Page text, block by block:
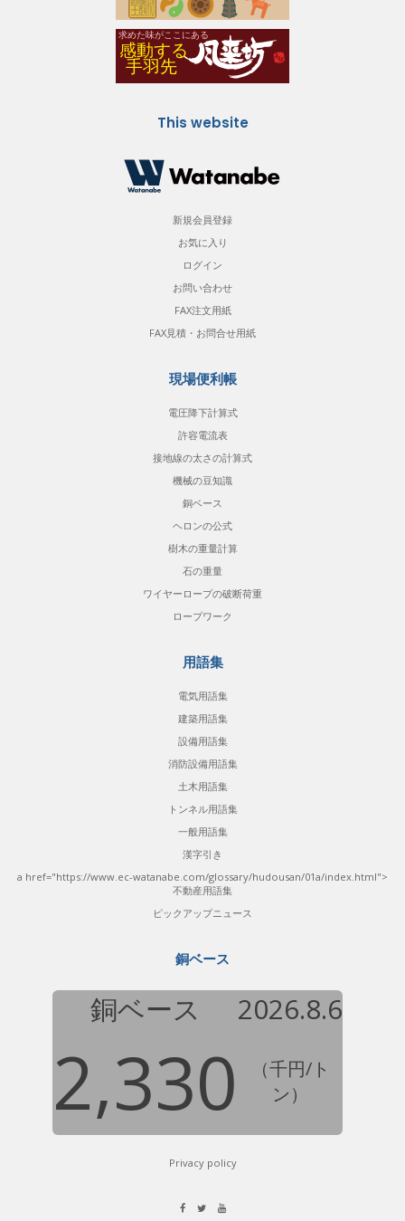
This website
新規会員登録
お気に入り
ログイン
お問い合わせ
FAX注文用紙
FAX見積・お問合せ用紙
現場便利帳
電圧降下計算式
許容電流表
接地線の太さの計算式
機械の豆知識
銅ベース
ヘロンの公式
樹木の重量計算
石の重量
ワイヤーロープの破断荷重
ロープワーク
用語集
電気用語集
建築用語集
設備用語集
消防設備用語集
土木用語集
トンネル用語集
一般用語集
漢字引き
a href="https://www.ec-watanabe.com/glossary/hudousan/01a/index.html">
不動産用語集
ピックアップニュース
銅ベース
銅ベース 2026.8.6
2,330
（千円/ト
ン）
Privacy policy